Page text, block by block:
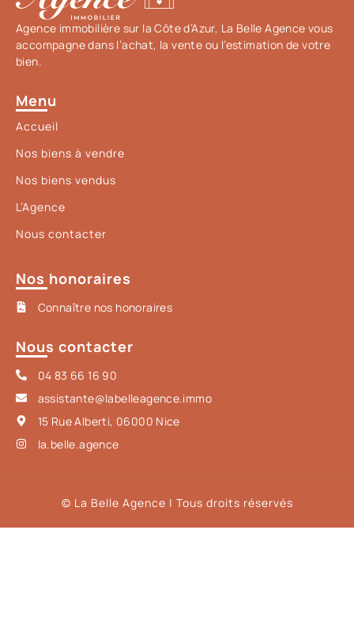
Agence immobilière sur la Côte d’Azur, La Belle Agence vous
accompagne dans l’achat, la vente ou l’estimation de votre
bien.
Menu
Accueil
Nos biens à vendre
Nos biens vendus
L’Agence
Nous contacter
Nos honoraires
Connaître nos honoraires
Nous contacter
04 83 66 16 90
assistante@labelleagence.immo
15 Rue Alberti, 06000 Nice
la.belle.agence
© La Belle Agence | Tous droits réservés